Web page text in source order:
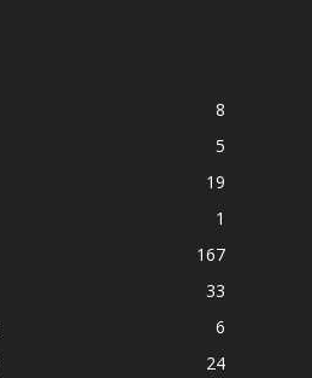
8
5
19
1
167
33
6
24